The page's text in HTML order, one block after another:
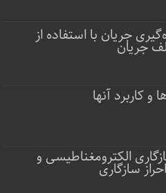
جریان با استفاده از
جریان
و کاربرد آنها
الکترومغناطیسی و
سازگاری